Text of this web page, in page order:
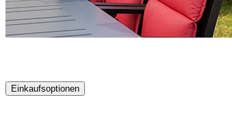
Einkaufsoptionen